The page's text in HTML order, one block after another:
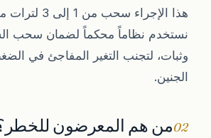
هذا الإجراء سحب
نستخدم نظاماً محكماً لضمان سحب
وثبات، لتجنب التغير المفاجئ في
الجنين.
02من هم المعرضون